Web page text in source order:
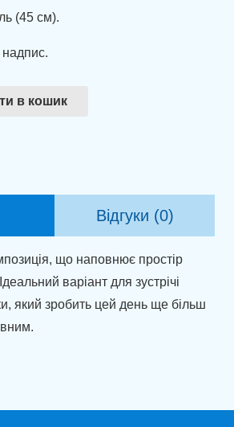
(45 см).
надпис.
в кошик
Відгуки (0)
що наповнює простір
варіант для зустрічі
який зробить цей день ще більш